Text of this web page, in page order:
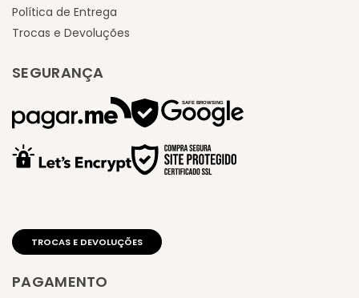
Política de Entrega
Trocas e Devoluções
SEGURANÇA
PAGAMENTO